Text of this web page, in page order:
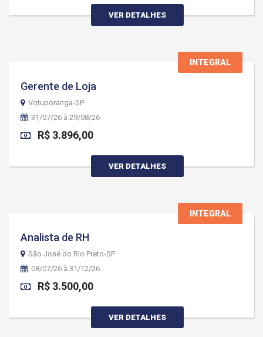
VER DETALHES
INTEGRAL
Gerente de Loja
Votuporanga-SP
31/07/26 à 29/08/26
R$ 3.896,00
VER DETALHES
INTEGRAL
Analista de RH
São José do Rio Preto-SP
08/07/26 à 31/12/26
R$ 3.500,00
VER DETALHES